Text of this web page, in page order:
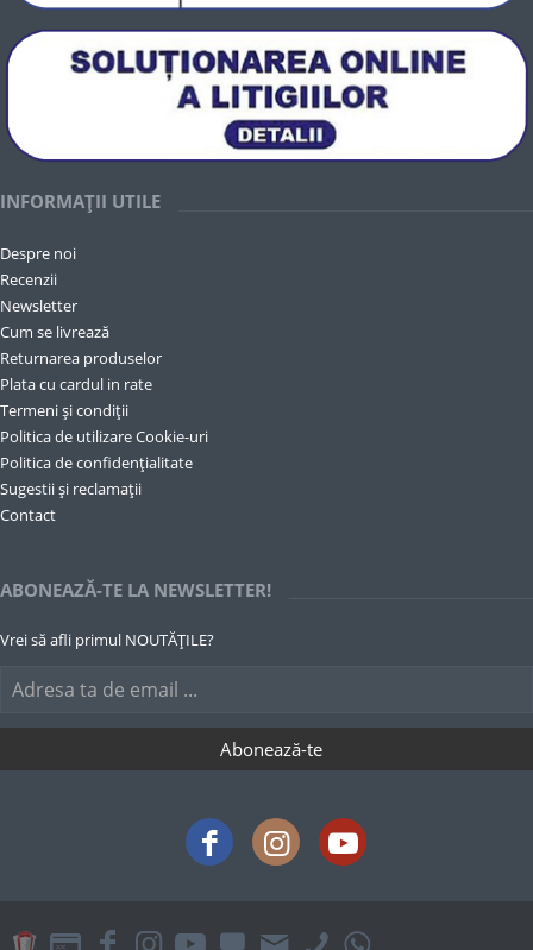
INFORMAȚII UTILE
Despre noi
Recenzii
Newsletter
Cum se livrează
Returnarea produselor
Plata cu cardul in rate
Termeni și condiții
Politica de utilizare Cookie-uri
Politica de confidențialitate
Sugestii și reclamații
Contact
ABONEAZĂ-TE LA NEWSLETTER!
Vrei să afli primul NOUTĂȚILE?